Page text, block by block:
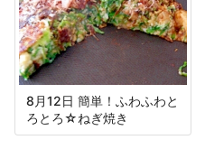
8月12日 簡単！ふわふわと
ろとろ☆ねぎ焼き